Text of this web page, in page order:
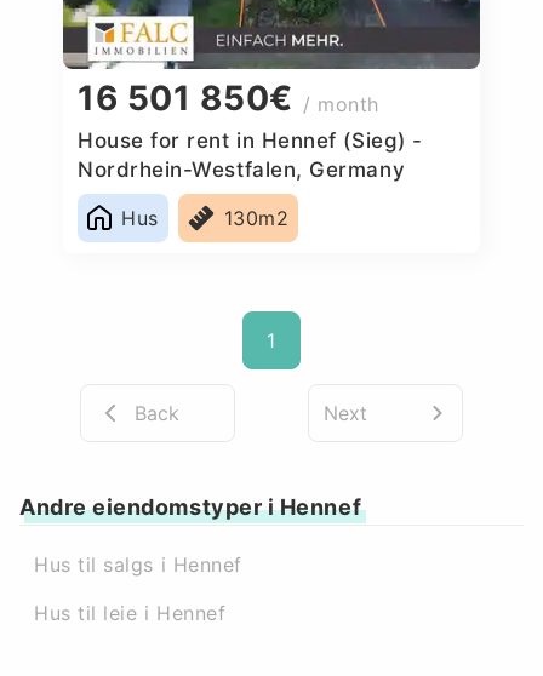
16 501 850€ / month
House for rent in Hennef (Sieg) -
Nordrhein-Westfalen, Germany
Hus
130m2
1
Back Next
Andre eiendomstyper i Hennef
Hus til salgs i Hennef
Hus til leie i Hennef